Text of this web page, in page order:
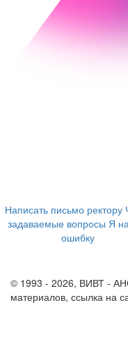
Написать письмо ректору
задаваемые вопросы Я
ошибку
© 1993 - 2026, ВИВТ -
материалов, ссылка на